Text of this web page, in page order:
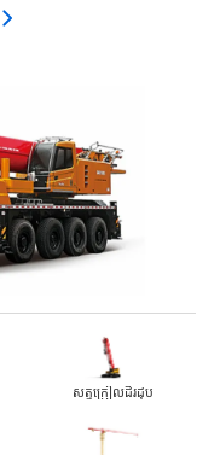
សត្វក្រៀលដីរដុប